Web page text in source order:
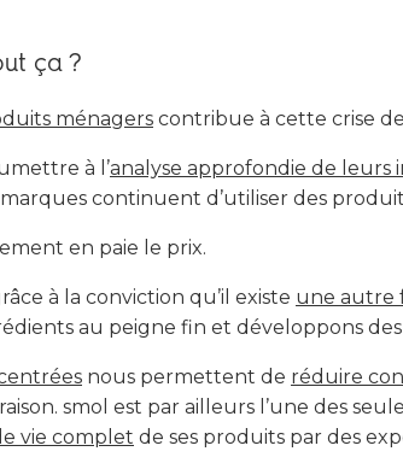
ça ?
ménagers contribue à cette crise
à l’analyse approfondie de leurs
continuent d’utiliser des
en paie le prix.
à la conviction qu’il existe une autre
au peigne fin et développons
nous permettent de réduire
smol est par ailleurs l’une des
vie complet de ses produits par des